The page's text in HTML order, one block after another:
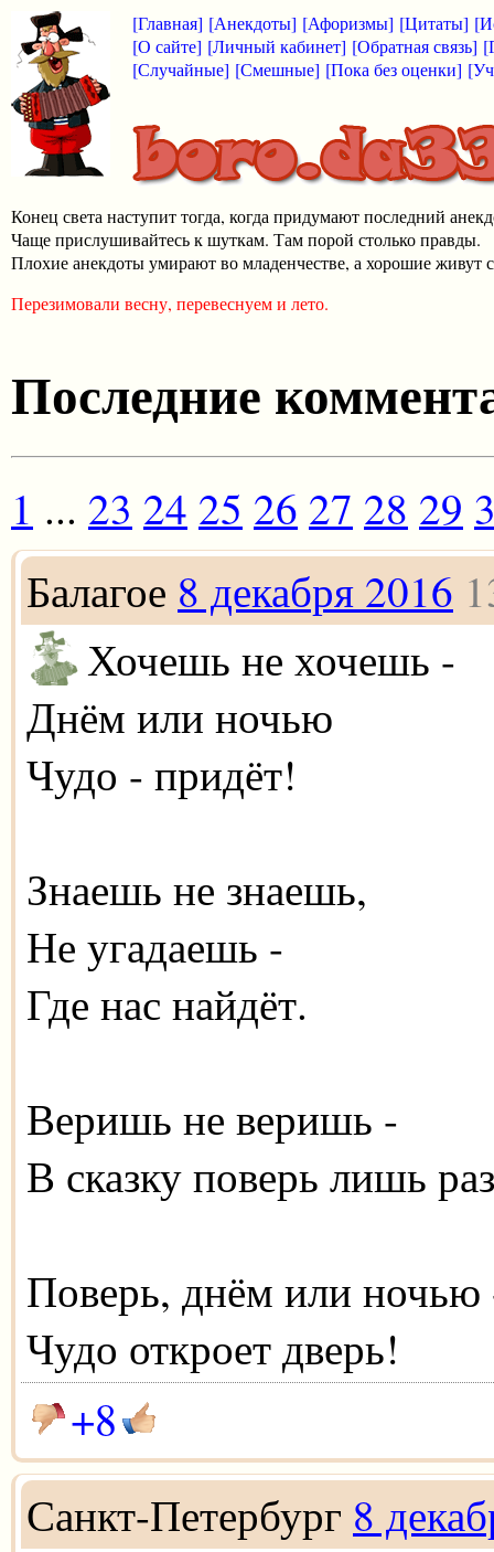
[Главная] [Анекдоты] [Афоризмы] [Цитаты]
[О сайте] [Личный кабинет] [Обратная связь]
[Случайные] [Смешные] [Пока без оценки]
Конец света наступит тогда, когда придумают последний
Чаще прислушивайтесь к шуткам. Там порой столько правды.
Плохие анекдоты умирают во младенчестве, а хорошие живут
Перезимовали весну, перевеснуем и лето.
Последние
1 ... 23 24 25 26 27 28 29
Балагое 8 декабря 2016
Хочешь не хочешь -
Днём или ночью
Чудо - придёт!
Знаешь не знаешь,
Не угадаешь -
Где нас найдёт.
Веришь не веришь -
В сказку поверь лишь
Поверь, днём или ночью
Чудо откроет дверь!
+8
Санкт-Петербург 8